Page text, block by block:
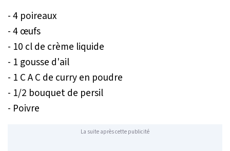
- 4 poireaux
- 4 œufs
- 10 cl de crème liquide
- 1 gousse d'ail
- 1 C A C de curry en poudre
- 1/2 bouquet de persil
- Poivre
La suite après cette publicité